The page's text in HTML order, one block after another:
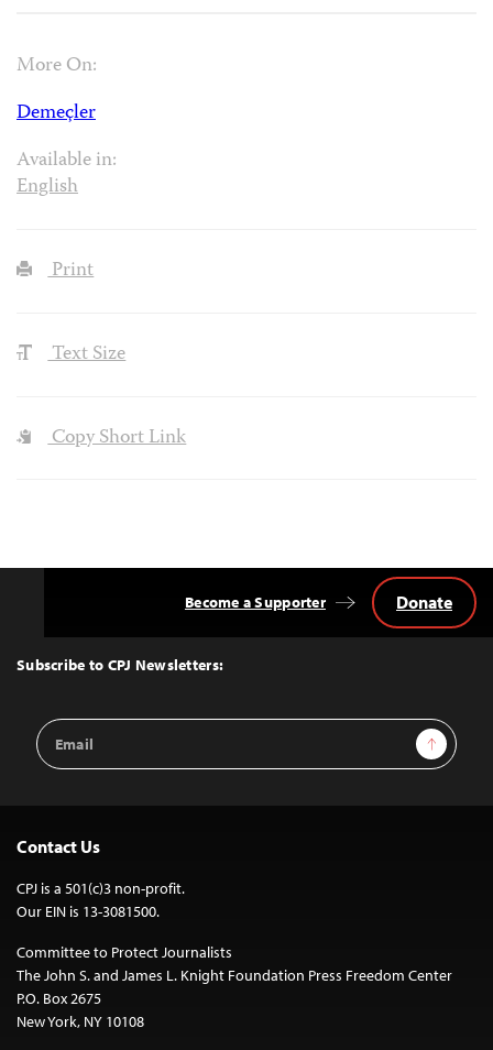
More On:
Demeçler
Available in:
English
Print
Text Size
Copy Short Link
Top
Subscribe to CPJ Newsletters:
Email
Address
Sign Up
Become a Supporter Donate
Contact Us
CPJ is a 501(c)3 non-profit.
Our EIN is 13-3081500.
Committee to Protect Journalists
The John S. and James L. Knight Foundation Press Freedom Center
P.O. Box 2675
New York, NY 10108